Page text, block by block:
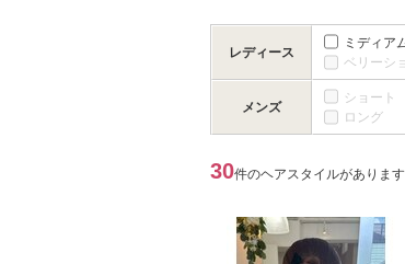
レディース
ミディア
ベリーシ
メンズ
ショート
ロング
30件のヘアスタイルがあります